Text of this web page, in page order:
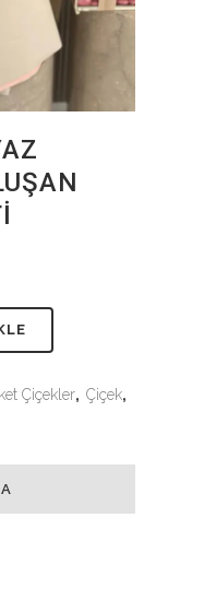
Çiçekler, Çiçek,